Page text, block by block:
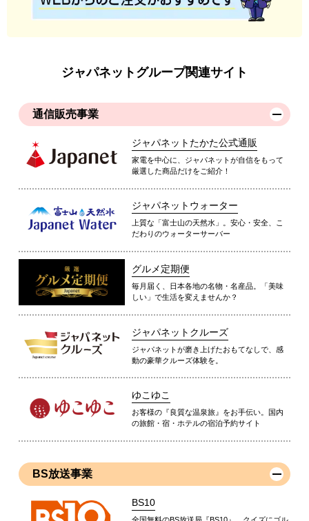
ジャパネットグループ関連サイト
通信販売事業
ジャパネットたかた公式通販
家電を中心に、ジャパネットが自信をもって
厳選した商品だけをご紹介！
ジャパネットウォーター
上質な「富士山の天然水」。安心・安全、こ
だわりのウォーターサーバー
グルメ定期便
毎月届く、日本各地の名物・名産品。「美味
しい」で生活を変えませんか？
ジャパネットクルーズ
ジャパネットが磨き上げたおもてなしで、感
動の豪華クルーズ体験を。
ゆこゆこ
お客様の『良質な温泉旅』をお手伝い。国内
の旅館・宿・ホテルの宿泊予約サイト
BS放送事業
BS10